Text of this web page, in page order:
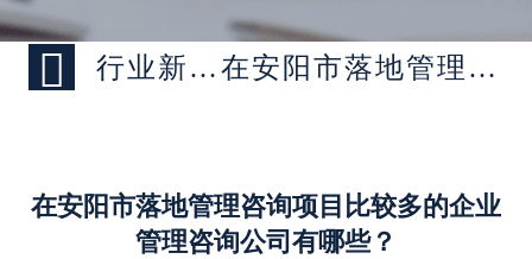
 行业新闻 > 在安阳市落地管理咨询项目比较多的企业管理咨询公司有哪些？
在安阳市落地管理咨询项目比较多的企业
管理咨询公司有哪些？